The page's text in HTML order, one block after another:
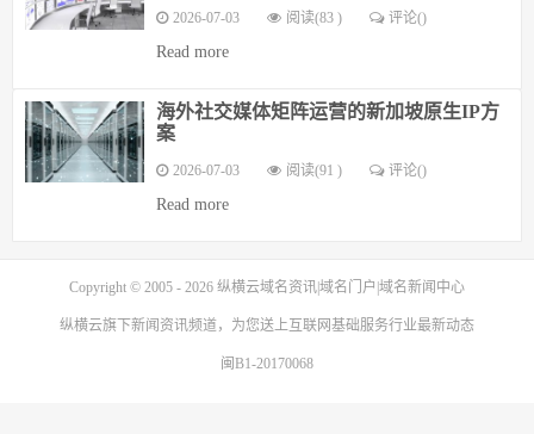
2026-07-03 阅读(83 ) 评论()
Read more
海外社交媒体矩阵运营的新加坡原生IP方
案
2026-07-03 阅读(91 ) 评论()
Read more
Copyright © 2005 - 2026 纵横云域名资讯|域名门户|域名新闻中心
纵横云旗下新闻资讯频道，为您送上互联网基础服务行业最新动态
闽B1-20170068